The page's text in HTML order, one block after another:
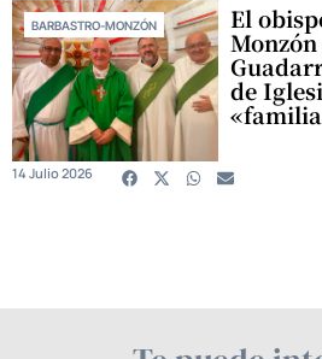
BARBASTRO-MONZÓN El
de
14 Julio 2026